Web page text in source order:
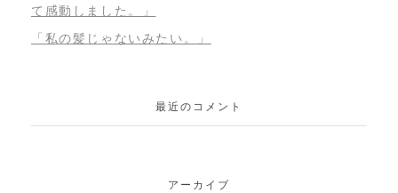
て感動しました。」
「私の髪じゃないみたい。」
最近のコメント
アーカイブ